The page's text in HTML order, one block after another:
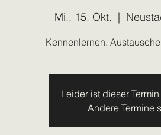
Mi., 15. Okt.
  |
Kennenlernen.
Leider ist dieser
Andere Termine